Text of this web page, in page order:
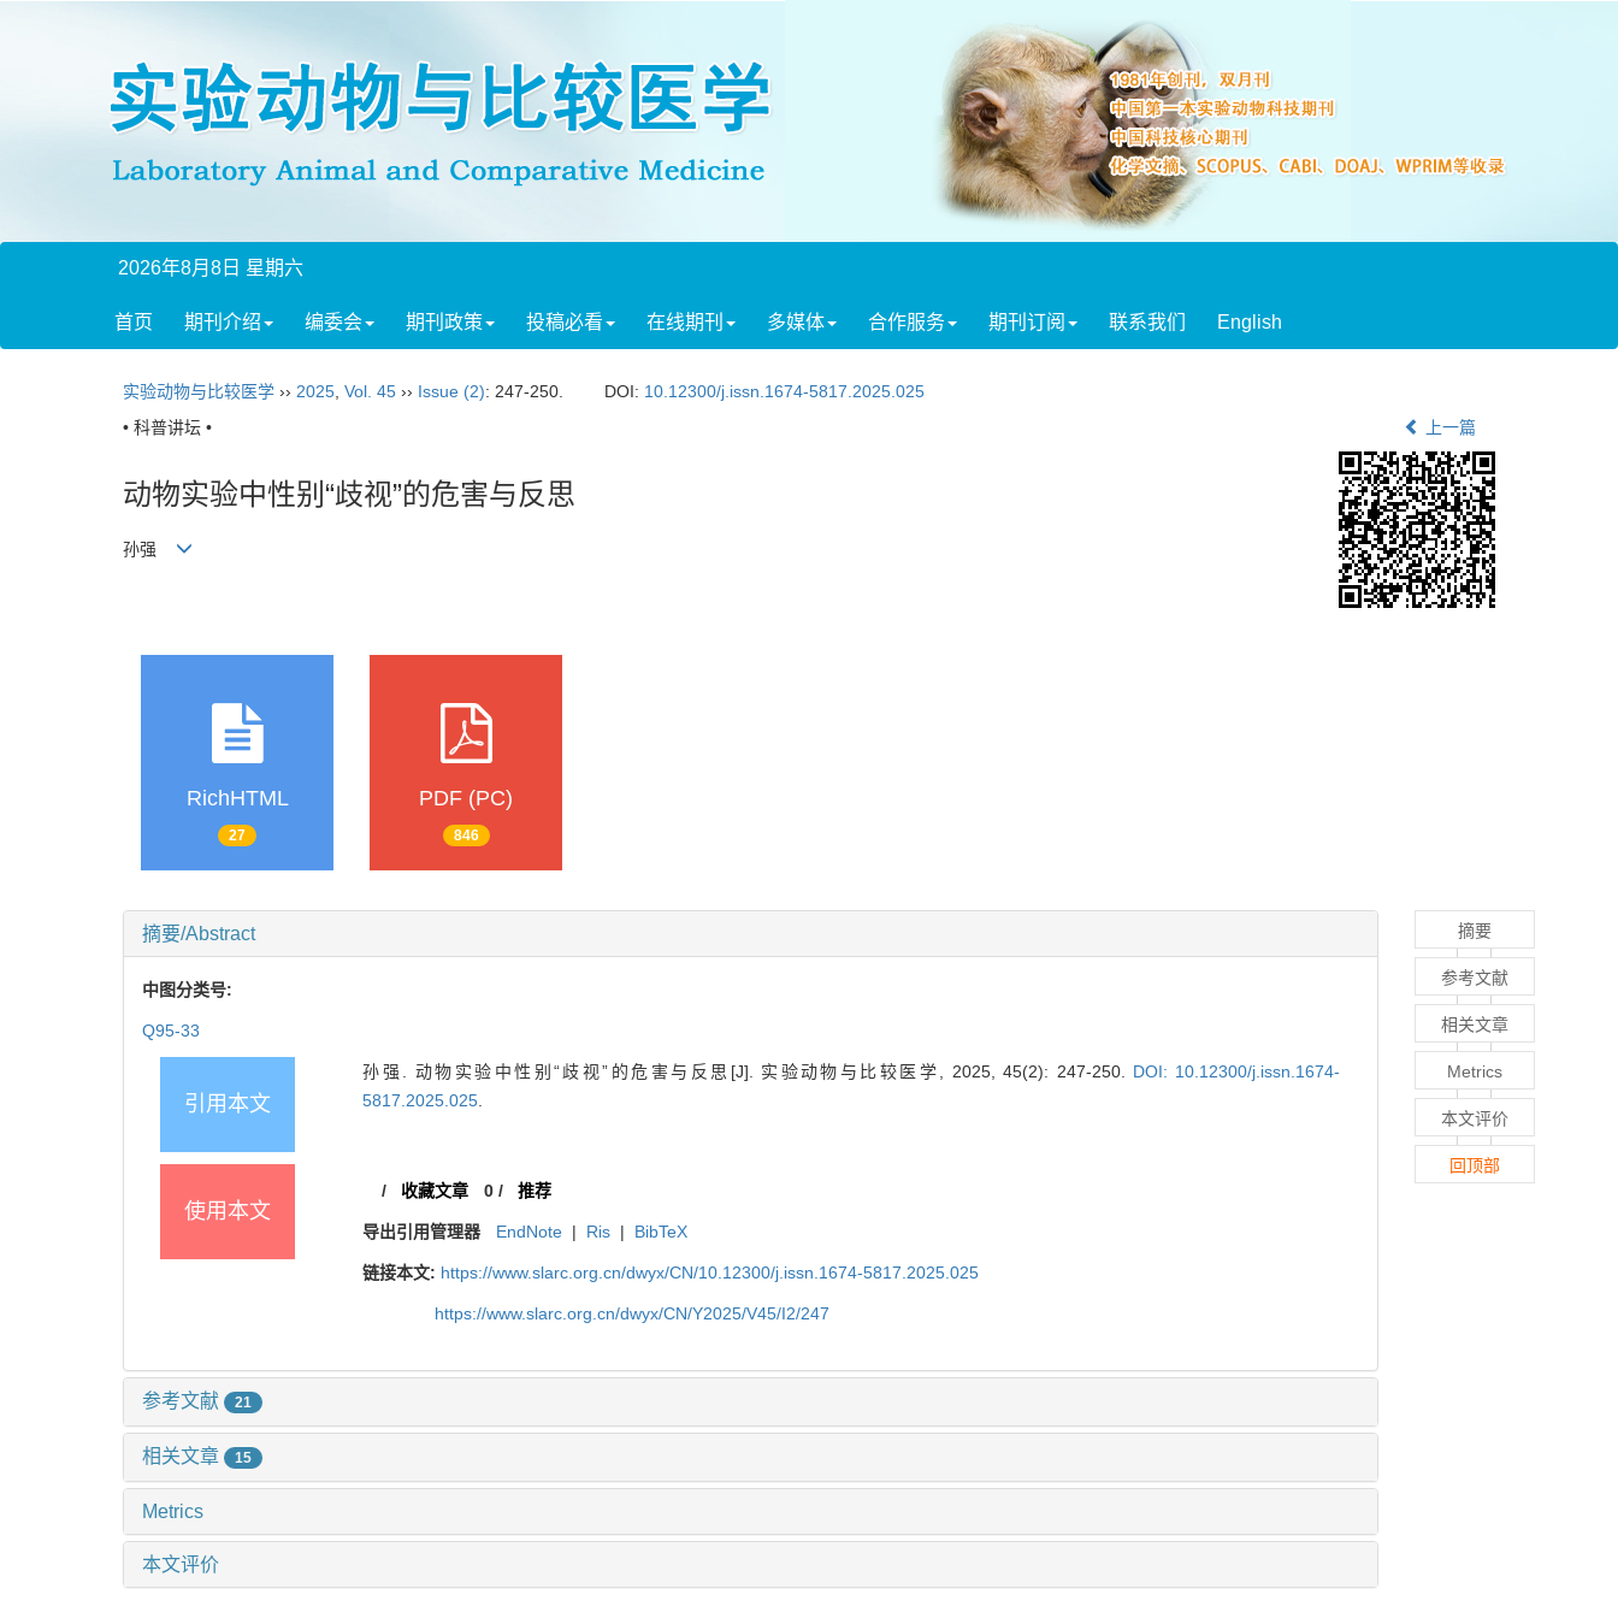
2026年8月8日 星期六
首页 期刊介绍 编委会 期刊政策 投稿必看 在线期刊 多媒体 合作服务 期刊订阅 联系我们 English
实验动物与比较医学 ›› 2025 Vol. 45 ›› Issue (2): 247-250. DOI: 10.12300/j.issn.1674-5817.2025.025
• 科普讲坛 •
上一篇
动物实验中性别“歧视”的危害与反思
孙强
RichHTML
27
PDF (PC)
846
摘要/Abstract
中图分类号:
Q95-33
引用本文
孙强. 动物实验中性别“歧视”的危害与反思[J]. 实验动物与比较医学, 2025, 45(2): 247-250. DOI: 10.12300/j.issn.1674-
5817.2025.025.
使用本文
/ 收藏文章 0/ 推荐
导出引用管理器 EndNote | Ris | BibTeX
链接本文: https://www.slarc.org.cn/dwyx/CN/10.12300/j.issn.1674-5817.2025.025
https://www.slarc.org.cn/dwyx/CN/Y2025/V45/I2/247
参考文献 21
相关文章 15
Metrics
本文评价
摘要
参考文献
相关文章
Metrics
本文评价
回顶部